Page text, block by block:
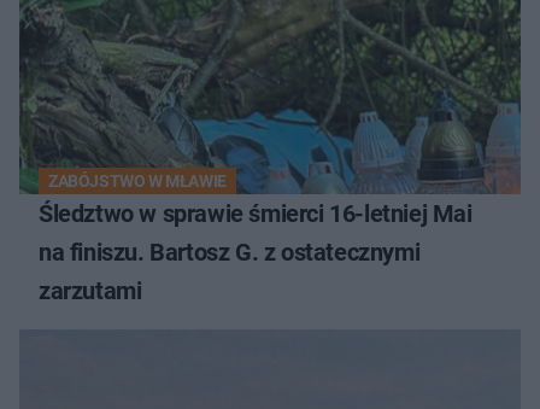
ZABÓJSTWO W MŁAWIE
Śledztwo w sprawie śmierci 16-letniej Mai
na finiszu. Bartosz G. z ostatecznymi
zarzutami